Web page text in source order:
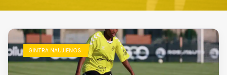
GINTRA NAUJIENOS